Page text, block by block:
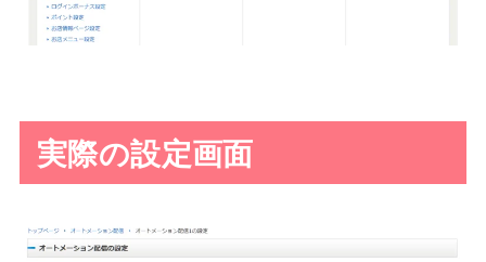
実際の設定画面